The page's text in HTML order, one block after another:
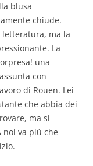
blusa
chiude.
letteratura, ma la
La
una
con
di Rouen. Lei
che abbia dei
ma si
va più che